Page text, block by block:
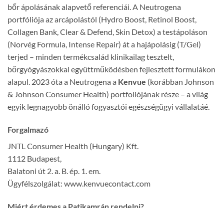
bőr ápolásának alapvető referenciái. A Neutrogena
portfóliója az arcápolástól (Hydro Boost, Retinol Boost,
Collagen Bank, Clear & Defend, Skin Detox) a testápoláson
(Norvég Formula, Intense Repair) át a hajápolásig (T/Gel)
terjed – minden termékcsalád klinikailag tesztelt,
bőrgyógyászokkal együttműködésben fejlesztett formulákon
alapul. 2023 óta a Neutrogena a Kenvue (korábban Johnson
& Johnson Consumer Health) portfoliójának része – a világ
egyik legnagyobb önálló fogyasztói egészségügyi vállalatáé.
Forgalmazó
JNTL Consumer Health (Hungary) Kft.
1112 Budapest,
Balatoni út 2. a. B. ép. 1. em.
Ügyfélszolgálat: www.kenvuecontact.com